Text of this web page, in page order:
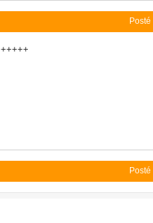
Posté
Posté